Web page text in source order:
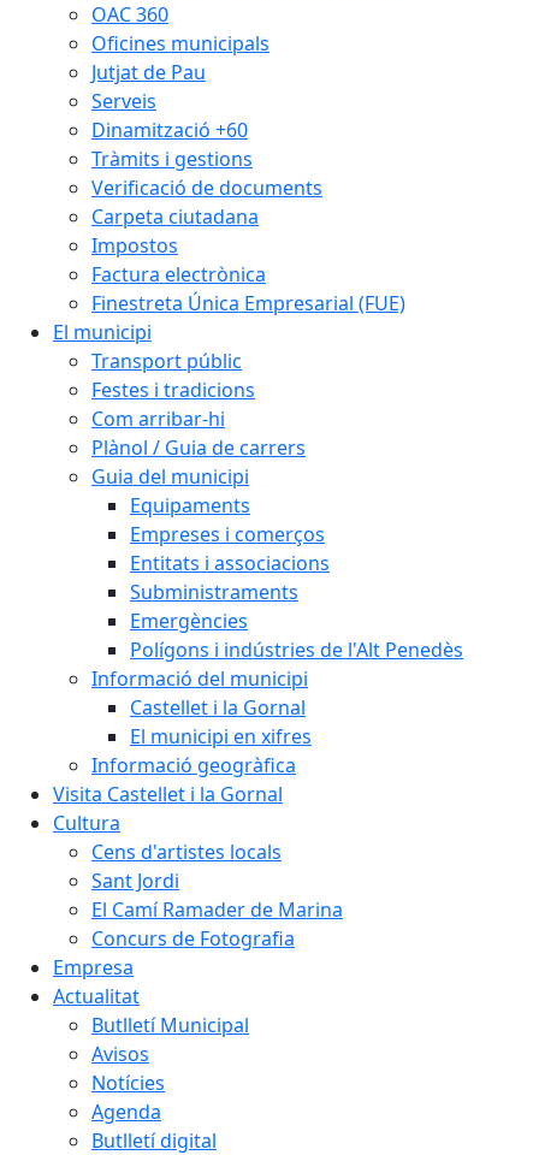
OAC 360
Oficines municipals
Jutjat de Pau
Serveis
Dinamització +60
Tràmits i gestions
Verificació de documents
Carpeta ciutadana
Impostos
Factura electrònica
Finestreta Única Empresarial (FUE)
El municipi
Transport públic
Festes i tradicions
Com arribar-hi
Plànol / Guia de carrers
Guia del municipi
Equipaments
Empreses i comerços
Entitats i associacions
Subministraments
Emergències
Polígons i indústries de l'Alt Penedès
Informació del municipi
Castellet i la Gornal
El municipi en xifres
Informació geogràfica
Visita Castellet i la Gornal
Cultura
Cens d'artistes locals
Sant Jordi
El Camí Ramader de Marina
Concurs de Fotografia
Empresa
Actualitat
Butlletí Municipal
Avisos
Notícies
Agenda
Butlletí digital